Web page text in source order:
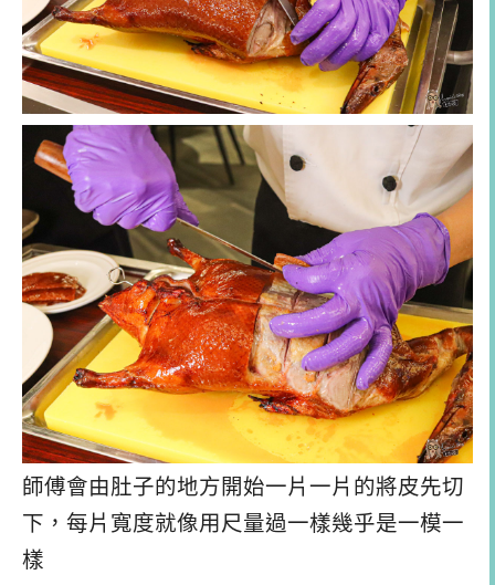
師傅會由肚子的地方開始一片一片的將皮先切
下，每片寬度就像用尺量過一樣幾乎是一模一
樣